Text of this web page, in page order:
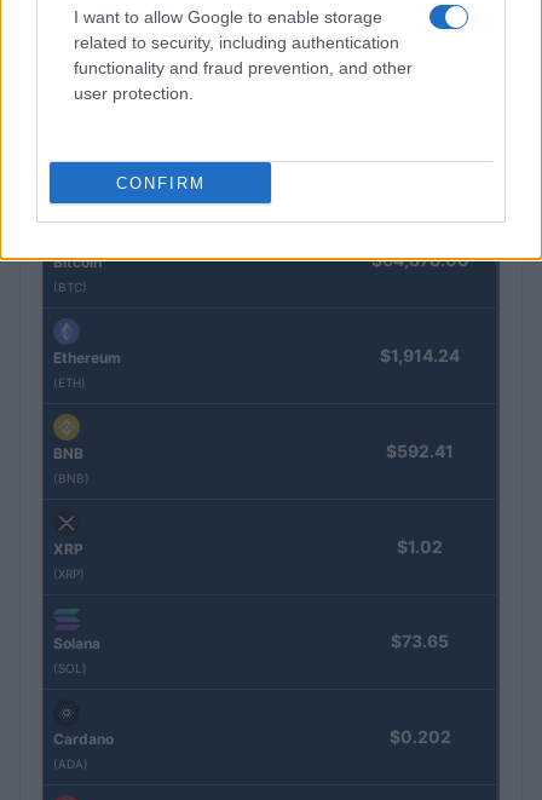
I want to allow Google to enable storage
related to security, including authentication
functionality and fraud prevention, and other
user protection.
CONFIRM
Nombre
Bitcoin
(BTC)
$64,878.00
Ethereum
(ETH)
$1,914.24
BNB
(BNB)
$592.41
XRP
(XRP)
$1.02
Solana
(SOL)
$73.65
Cardano
(ADA)
$0.202